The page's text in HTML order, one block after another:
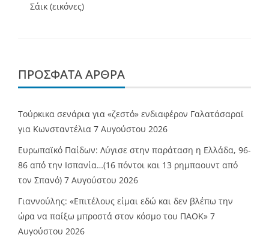
Σάικ (εικόνες)
ΠΡΌΣΦΑΤΑ ΆΡΘΡΑ
Τούρκικα σενάρια για «ζεστό» ενδιαφέρον Γαλατάσαραϊ
για Κωνσταντέλια 7 Αυγούστου 2026
Ευρωπαϊκό Παίδων: Λύγισε στην παράταση η Ελλάδα, 96-
86 από την Ισπανία…(16 πόντοι και 13 ρημπαουντ από
τον Σπανό) 7 Αυγούστου 2026
Γιαννούλης: «Επιτέλους είμαι εδώ και δεν βλέπω την
ώρα να παίξω μπροστά στον κόσμο του ΠΑΟΚ» 7
Αυγούστου 2026